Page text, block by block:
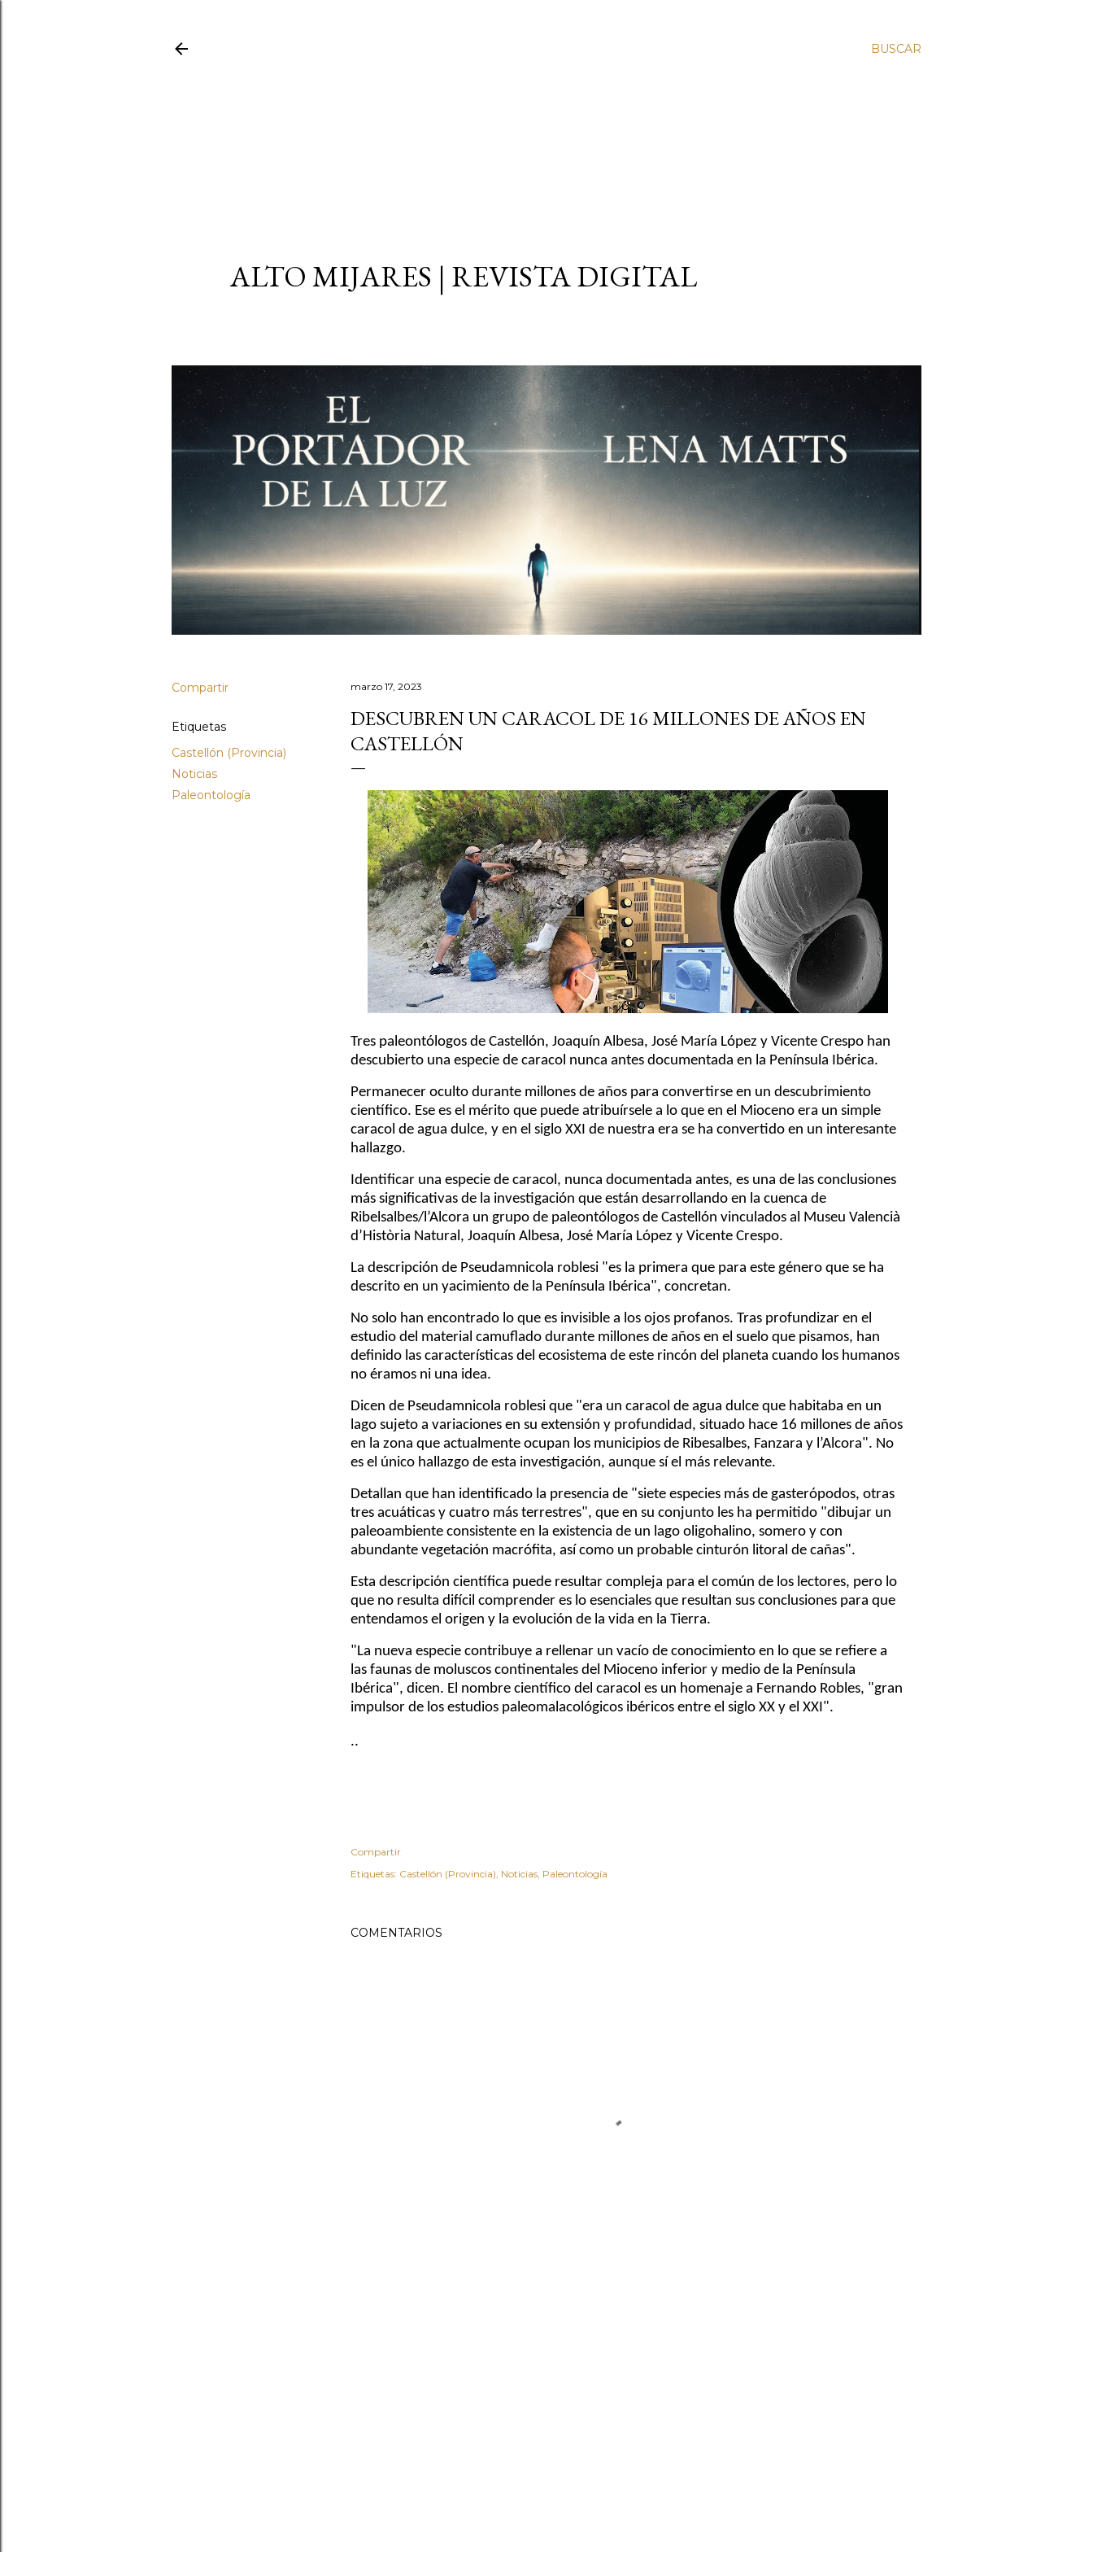
BUSCAR
ALTO MIJARES | REVISTA DIGITAL
Compartir
Etiquetas
Castellón (Provincia)
Noticias
Paleontología
marzo 17, 2023
DESCUBREN UN CARACOL DE 16 MILLONES DE AÑOS EN
CASTELLÓN
Tres paleontólogos de Castellón, Joaquín Albesa, José María López y Vicente Crespo han
descubierto una especie de caracol nunca antes documentada en la Península Ibérica.
Permanecer oculto durante millones de años para convertirse en un descubrimiento
científico. Ese es el mérito que puede atribuírsele a lo que en el Mioceno era un simple
caracol de agua dulce, y en el siglo XXI de nuestra era se ha convertido en un interesante
hallazgo.
Identificar una especie de caracol, nunca documentada antes, es una de las conclusiones
más significativas de la investigación que están desarrollando en la cuenca de
Ribelsalbes/l’Alcora un grupo de paleontólogos de Castellón vinculados al Museu Valencià
d’Història Natural, Joaquín Albesa, José María López y Vicente Crespo.
La descripción de Pseudamnicola roblesi "es la primera que para este género que se ha
descrito en un yacimiento de la Península Ibérica", concretan.
No solo han encontrado lo que es invisible a los ojos profanos. Tras profundizar en el
estudio del material camuflado durante millones de años en el suelo que pisamos, han
definido las características del ecosistema de este rincón del planeta cuando los humanos
no éramos ni una idea.
Dicen de Pseudamnicola roblesi que "era un caracol de agua dulce que habitaba en un
lago sujeto a variaciones en su extensión y profundidad, situado hace 16 millones de años
en la zona que actualmente ocupan los municipios de Ribesalbes, Fanzara y l’Alcora". No
es el único hallazgo de esta investigación, aunque sí el más relevante.
Detallan que han identificado la presencia de "siete especies más de gasterópodos, otras
tres acuáticas y cuatro más terrestres", que en su conjunto les ha permitido "dibujar un
paleoambiente consistente en la existencia de un lago oligohalino, somero y con
abundante vegetación macrófita, así como un probable cinturón litoral de cañas".
Esta descripción científica puede resultar compleja para el común de los lectores, pero lo
que no resulta difícil comprender es lo esenciales que resultan sus conclusiones para que
entendamos el origen y la evolución de la vida en la Tierra.
"La nueva especie contribuye a rellenar un vacío de conocimiento en lo que se refiere a
las faunas de moluscos continentales del Mioceno inferior y medio de la Península
Ibérica", dicen. El nombre científico del caracol es un homenaje a Fernando Robles, "gran
impulsor de los estudios paleomalacológicos ibéricos entre el siglo XX y el XXI".
..
Compartir
Etiquetas: Castellón (Provincia) Noticias Paleontología
COMENTARIOS